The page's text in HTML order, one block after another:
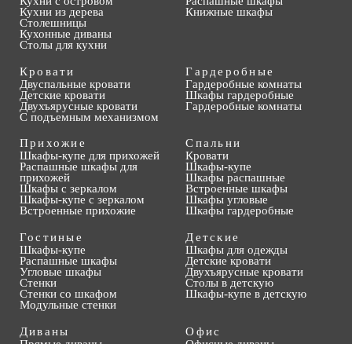
Кухни из дерева
Столешницы
Кухонные диваны
Столы для кухни
Книжные шкафы
Кровати
Двуспальные кровати
Детские кровати
Двухъярусные кровати
С подъемным механизмом
Гардеробные
Гардеробные комнаты
Шкафы гардеробные
Гардеробные комнаты
Прихожие
Шкафы-купе для прихожей
Распашные шкафы для
прихожей
Шкафы с зеркалом
Шкафы-купе с зеркалом
Встроенные прихожие
Спальни
Кровати
Шкафы-купе
Шкафы распашные
Встроенные шкафы
Шкафы угловые
Шкафы гардеробные
Гостиные
Шкафы-купе
Распашные шкафы
Угловые шкафы
Стенки
Стенки со шкафом
Модульные стенки
Детские
Шкафы для одежды
Детские кровати
Двухъярусные кровати
Столы в детскую
Шкафы-купе в детскую
Диваны
Офис